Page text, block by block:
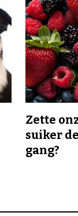
Zette
suiker
gang?